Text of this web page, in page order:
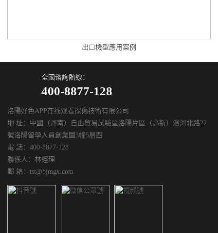
出口機型應用案例
全國谘詢熱線：
400-8877-128
洛陽好色APP在线观看探傷技術有限公司
地 址：中國（河南）自由貿易試驗區洛陽片區（高新）濱河北路22
號洛陽留學人員創業園3幢5層西
電 話：400-8877-128
聯係人：林經理
郵 箱：tst@bjmgx.com